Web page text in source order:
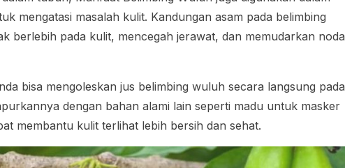
mengatasi masalah kulit. Kandungan asam pada belimbing
berlebih pada kulit, mencegah jerawat, dan memudarkan noda
bisa mengoleskan jus belimbing wuluh secara langsung pada
dengan bahan alami lain seperti madu untuk masker
membantu kulit terlihat lebih bersih dan sehat.